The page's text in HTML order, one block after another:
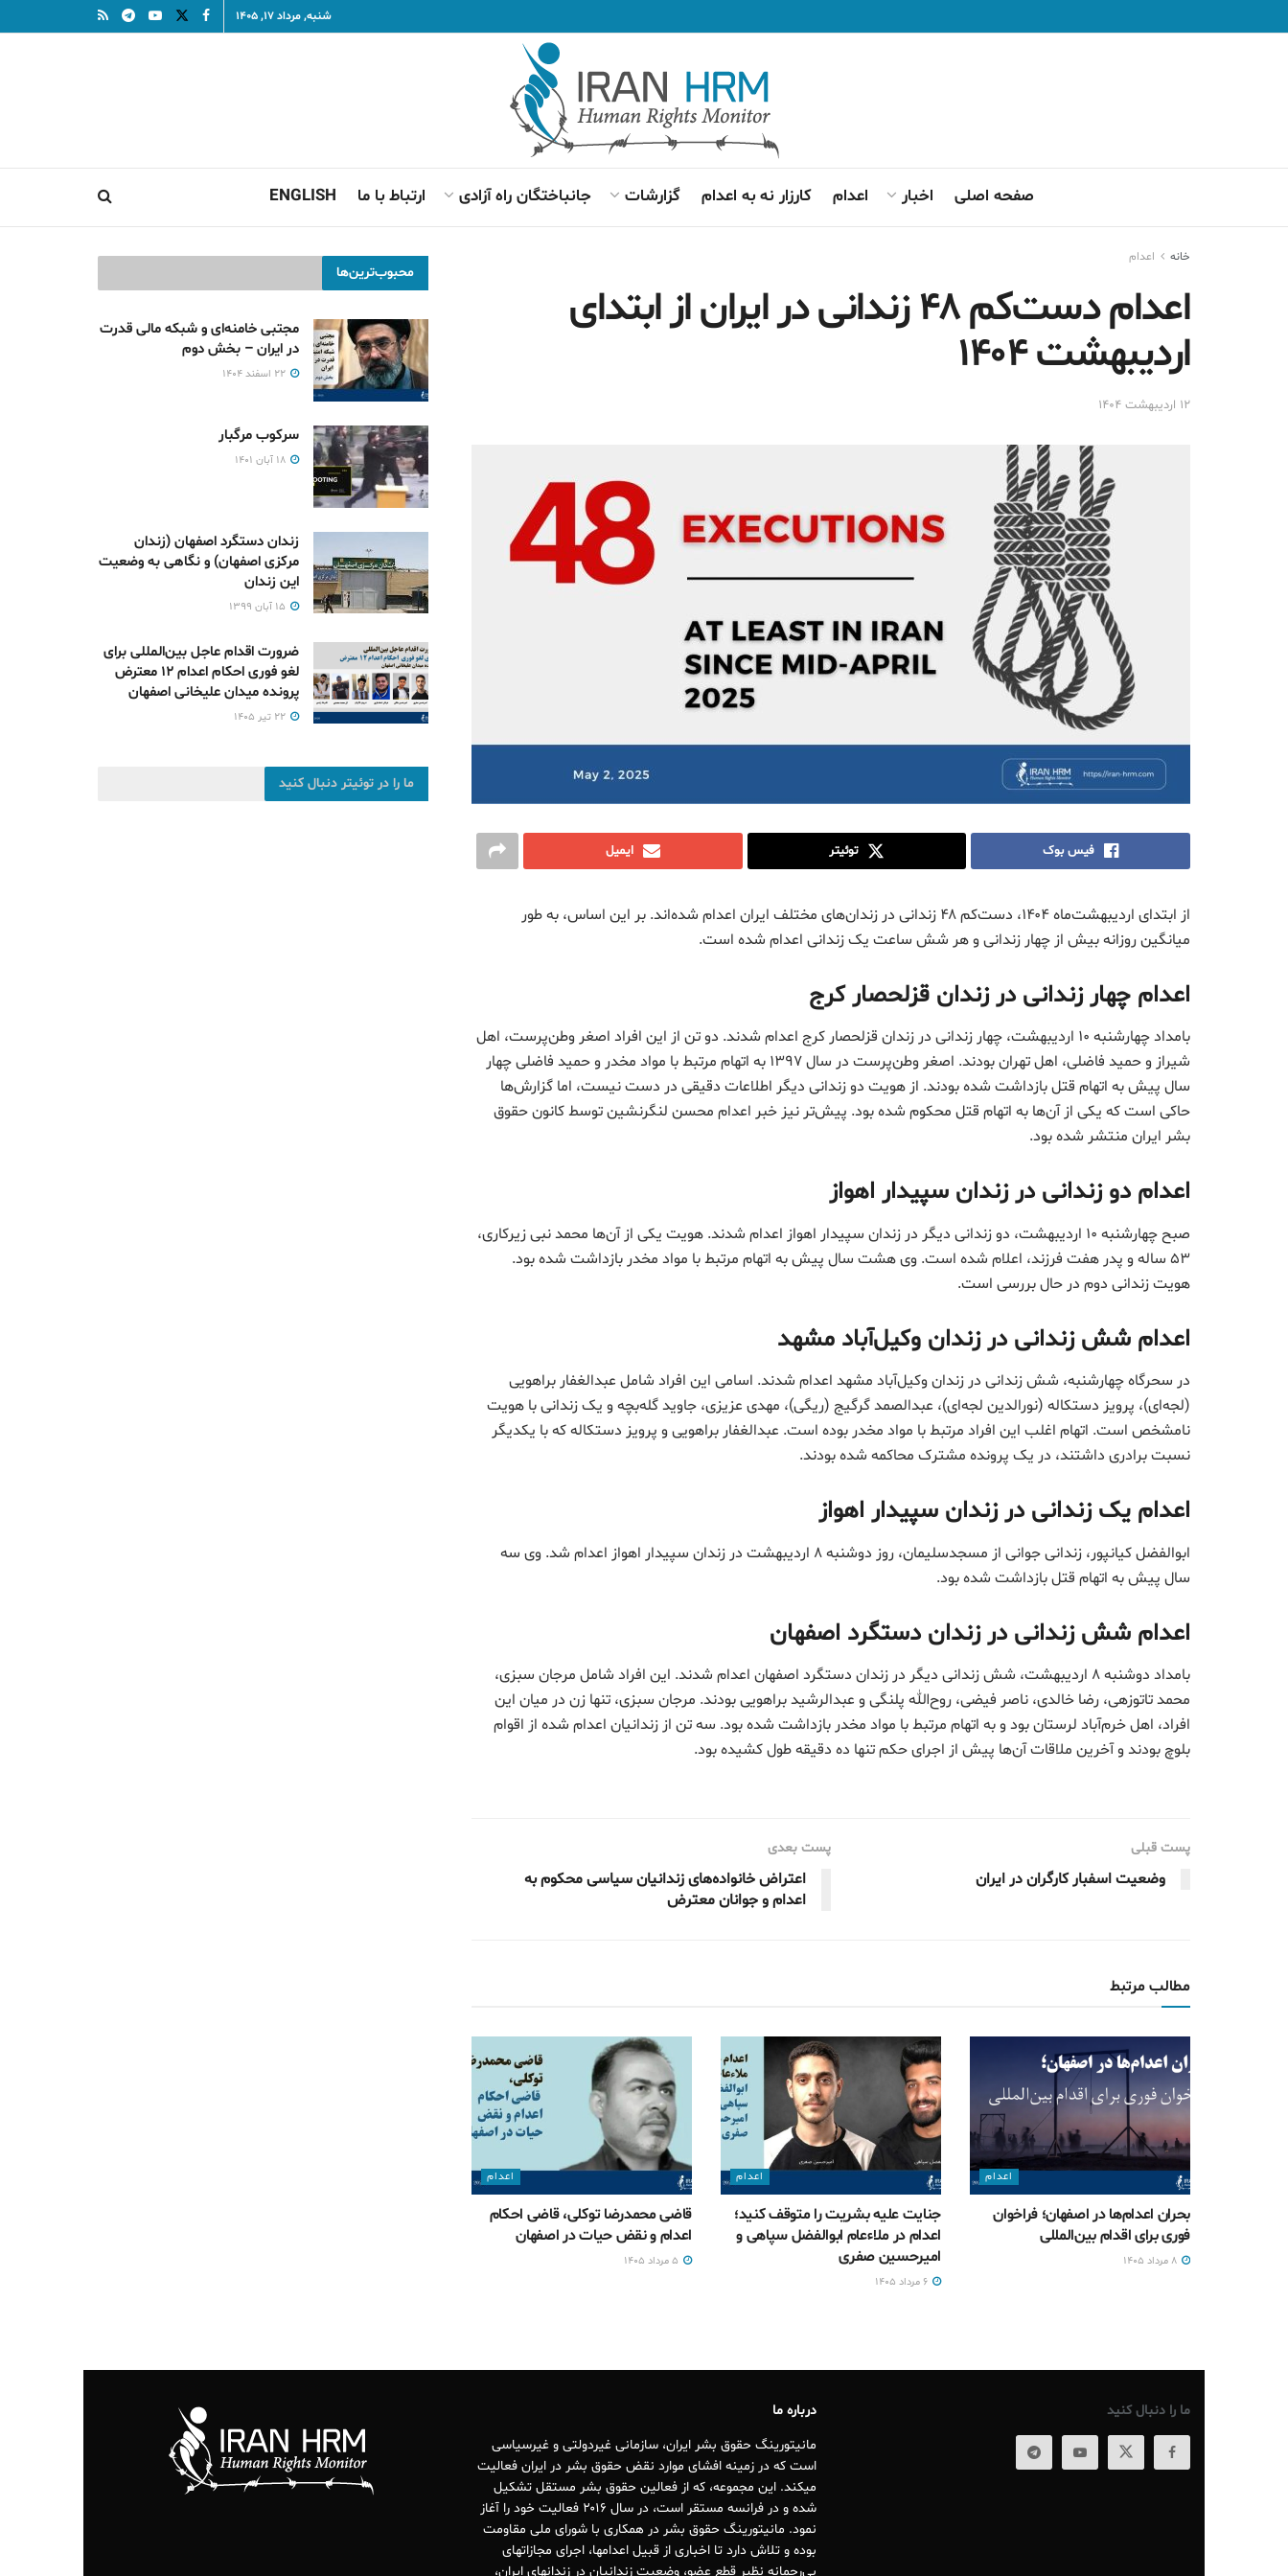
شنبه, مرداد ۱۷, ۱۴۰۵
صفحه اصلی اخبار اعدام کارزار نه به اعدام گزارشات جانباختگان راه آزادی ارتباط با ما ENGLISH
خانه اعدام
اعدام دست‌کم ۴۸ زندانی در ایران از ابتدای
اردیبهشت ۱۴۰۴
۱۲ اردیبهشت ۱۴۰۴
فیس بوک توئیتر ایمیل
از ابتدای اردیبهشت‌ماه ۱۴۰۴، دست‌کم ۴۸ زندانی در زندان‌های مختلف ایران اعدام شده‌اند. بر این اساس، به طور
میانگین روزانه بیش از چهار زندانی و هر شش ساعت یک زندانی اعدام شده است.
اعدام چهار زندانی در زندان قزلحصار کرج
بامداد چهارشنبه ۱۰ اردیبهشت، چهار زندانی در زندان قزلحصار کرج اعدام شدند. دو تن از این افراد اصغر وطن‌پرست، اهل
شیراز و حمید فاضلی، اهل تهران بودند. اصغر وطن‌پرست در سال ۱۳۹۷ به اتهام مرتبط با مواد مخدر و حمید فاضلی چهار
سال پیش به اتهام قتل بازداشت شده بودند. از هویت دو زندانی دیگر اطلاعات دقیقی در دست نیست، اما گزارش‌ها
حاکی است که یکی از آن‌ها به اتهام قتل محکوم شده بود. پیش‌تر نیز خبر اعدام محسن لنگرنشین توسط کانون حقوق
بشر ایران منتشر شده بود.
اعدام دو زندانی در زندان سپیدار اهواز
صبح چهارشنبه ۱۰ اردیبهشت، دو زندانی دیگر در زندان سپیدار اهواز اعدام شدند. هویت یکی از آن‌ها محمد نبی زیرکاری،
۵۳ ساله و پدر هفت فرزند، اعلام شده است. وی هشت سال پیش به اتهام مرتبط با مواد مخدر بازداشت شده بود.
هویت زندانی دوم در حال بررسی است.
اعدام شش زندانی در زندان وکیل‌آباد مشهد
در سحرگاه چهارشنبه، شش زندانی در زندان وکیل‌آباد مشهد اعدام شدند. اسامی این افراد شامل عبدالغفار براهویی
(لجه‌ای)، پرویز دستکاله (نورالدین لجه‌ای)، عبدالصمد گرگیج (ریگی)، مهدی عزیزی، جاوید گله‌بچه و یک زندانی با هویت
نامشخص است. اتهام اغلب این افراد مرتبط با مواد مخدر بوده است. عبدالغفار براهویی و پرویز دستکاله که با یکدیگر
نسبت برادری داشتند، در یک پرونده مشترک محاکمه شده بودند.
اعدام یک زندانی در زندان سپیدار اهواز
ابوالفضل کیانپور، زندانی جوانی از مسجدسلیمان، روز دوشنبه ۸ اردیبهشت در زندان سپیدار اهواز اعدام شد. وی سه
سال پیش به اتهام قتل بازداشت شده بود.
اعدام شش زندانی در زندان دستگرد اصفهان
بامداد دوشنبه ۸ اردیبهشت، شش زندانی دیگر در زندان دستگرد اصفهان اعدام شدند. این افراد شامل مرجان سبزی،
محمد تاتوزهی، رضا خالدی، ناصر فیضی، روح‌الله پلنگی و عبدالرشید براهویی بودند. مرجان سبزی، تنها زن در میان این
افراد، اهل خرم‌آباد لرستان بود و به اتهام مرتبط با مواد مخدر بازداشت شده بود. سه تن از زندانیان اعدام شده از اقوام
بلوچ بودند و آخرین ملاقات آن‌ها پیش از اجرای حکم تنها ده دقیقه طول کشیده بود.
پست قبلی
وضعیت اسفبار کارگران در ایران
پست بعدی
اعتراض خانواده‌های زندانیان سیاسی محکوم به
اعدام و جوانان معترض
مطالب مرتبط
اعدام
بحران اعدام‌ها در اصفهان؛ فراخوان
فوری برای اقدام بین‌المللی
اعدام
جنایت علیه بشریت را متوقف کنید؛
اعدام در ملاءعام ابوالفضل سپاهی و
امیرحسین صفری
اعدام
قاضی محمدرضا توکلی، قاضی احکام
اعدام و نقض حیات در اصفهان
محبوب‌ترین‌ها
مجتبی خامنه‌ای و شبکه مالی قدرت
در ایران – بخش دوم
سرکوب مرگبار
زندان دستگرد اصفهان (زندان
مرکزی اصفهان) و نگاهی به وضعیت
این زندان
ضرورت اقدام عاجل بین‌المللی برای
لغو فوری احکام اعدام ۱۲ معترض
پرونده میدان علیخانی اصفهان
ما را در توئیتر دنبال کنید
درباره ما
مانیتورینگ حقوق بشر ایران، سازمانی غیردولتی و غیرسیاسی
است که در زمینه افشای موارد نقض حقوق بشر در ایران فعالیت
میکند. این مجموعه، که از فعالین حقوق بشر مستقل تشکیل
شده و در فرانسه مستقر است، در سال ۲۰۱۶ فعالیت خود را آغاز
نمود. مانیتورینگ حقوق بشر در همکاری با شورای ملی مقاومت
بوده و تلاش دارد تا اخباری از قبیل اعدامها، اجرای مجازاتهای
بی‌رحمانه نظیر قطع عضو، وضعیت زندانیان در زندانهای ایران،
ما را دنبال کنید